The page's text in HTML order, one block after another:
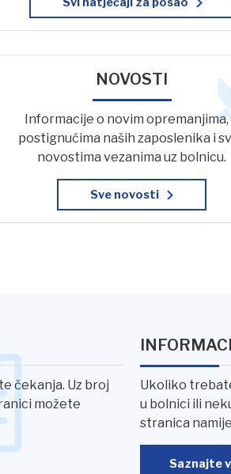
NOVOSTI
Informacije o novim opremanjima,
postignućima naših zaposlenika i
novostima vezanima uz bolnicu.
Sve novosti
čekanja. Uz broj
možete
Ukoliko
u bolnici ili
stranica
Saznajte